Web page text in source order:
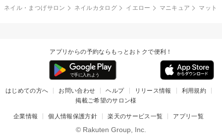
ネイル・まつげサロン ネイルカタログ イエロー マニキュア マット
アプリからの予約ならもっとおトクで便利！
はじめての方へ お問い合わせ ヘルプ リリース情報
利用規約
掲載ご希望のサロン様
企業情報 個人情報保護方針 楽天のサービス一覧 アプリ一覧
© Rakuten Group, Inc.